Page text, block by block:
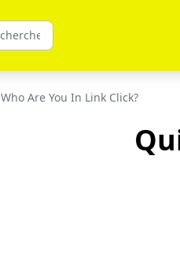
Who Are You In Link Click?